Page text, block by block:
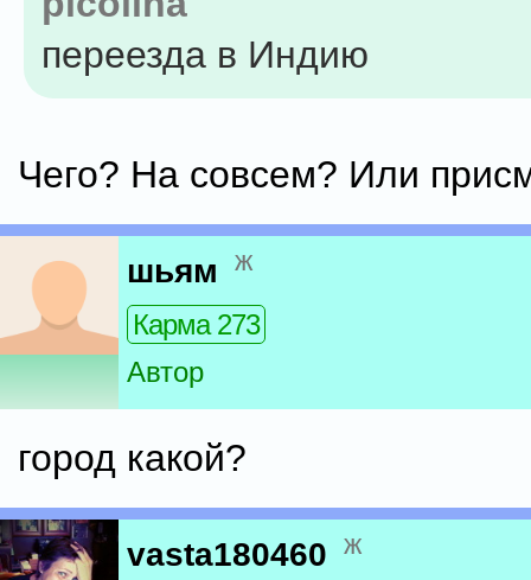
переезда в Индию
Чего? На совсем? Или
шьям ж
Карма 273
Автор
город какой?
vasta180460 ж